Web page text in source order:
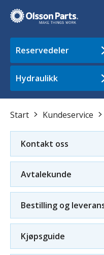
Reservedeler
Hydraulikk
Start Kundeservice
Kontakt oss
Avtalekunde
Bestilling og
Kjøpsguide